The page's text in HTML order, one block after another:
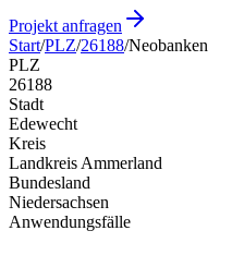
Projekt anfragen
Start/PLZ/26188/Neobanken
PLZ
26188
Stadt
Edewecht
Kreis
Landkreis Ammerland
Bundesland
Niedersachsen
Anwendungsfälle